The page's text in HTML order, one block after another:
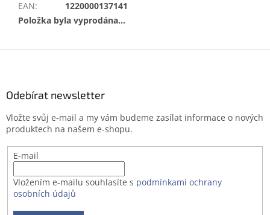
EAN:
1220000137141
Položka byla vyprodána…
Odebírat newsletter
Vložte svůj e-mail a my vám budeme zasílat informace o nových
produktech na našem e-shopu.
E-mail
Vložením e-mailu souhlasíte s podmínkami ochrany
osobních údajů